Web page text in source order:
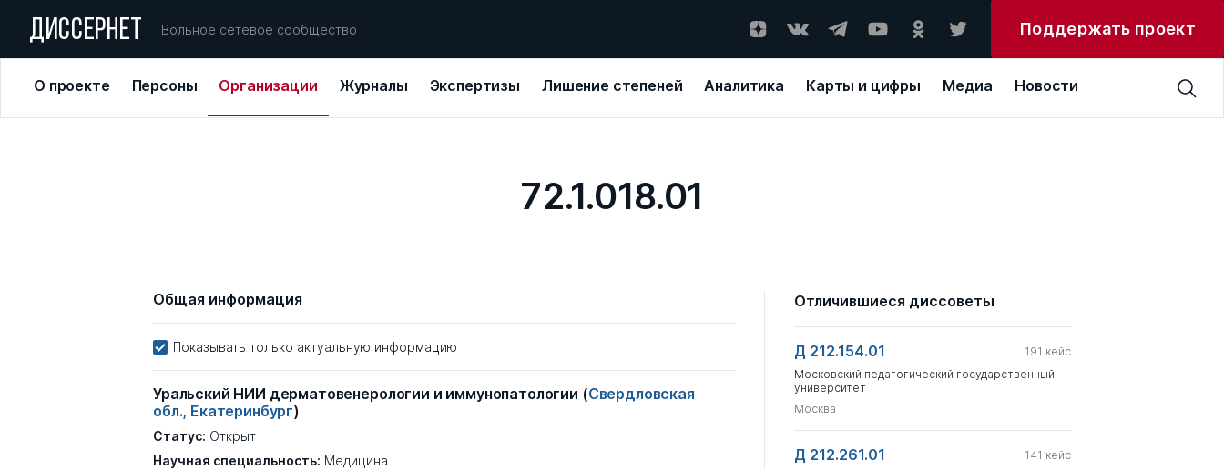
ДИССЕРНЕТ Вольное сетевое сообщество Поддержать проект
О проекте Персоны Организации Журналы Экспертизы Лишение степеней Аналитика Карты и цифры Медиа Новости
72.1.018.01
Общая информация
Показывать только актуальную информацию
Уральский НИИ дерматовенерологии и иммунопатологии (Свердловская
обл., Екатеринбург)
Статус: Открыт
Научная специальность: Медицина
Отличившиеся диссоветы
Д 212.154.01 191 кейс
Московский педагогический государственный
университет
Москва
Д 212.261.01 141 кейс